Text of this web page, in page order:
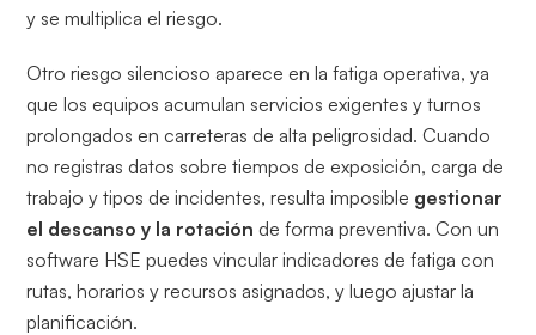
y se multiplica el riesgo.
Otro riesgo silencioso aparece en la fatiga operativa, ya
que los equipos acumulan servicios exigentes y turnos
prolongados en carreteras de alta peligrosidad. Cuando
no registras datos sobre tiempos de exposición, carga de
trabajo y tipos de incidentes, resulta imposible gestionar
el descanso y la rotación de forma preventiva. Con un
software HSE puedes vincular indicadores de fatiga con
rutas, horarios y recursos asignados, y luego ajustar la
planificación.